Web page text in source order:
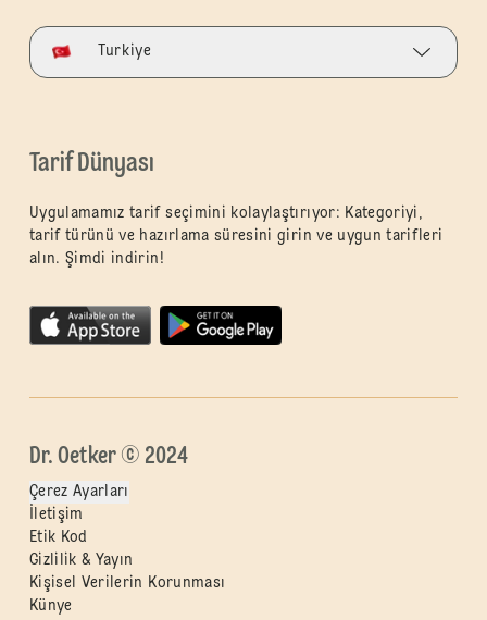
Turkiye
Tarif Dünyası
Uygulamamız tarif seçimini kolaylaştırıyor: Kategoriyi,
tarif türünü ve hazırlama süresini girin ve uygun tarifleri
alın. Şimdi indirin!
Dr. Oetker © 2024
Çerez Ayarları
İletişim
Etik Kod
Gizlilik & Yayın
Kişisel Verilerin Korunması
Künye